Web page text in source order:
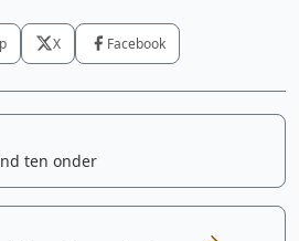
X Facebook
ten onder